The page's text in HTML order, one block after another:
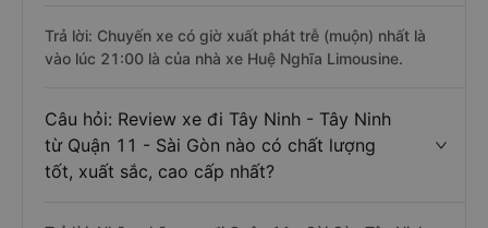
Trả lời: Chuyến xe có giờ xuất phát trễ (muộn) nhất là
vào lúc 21:00 là của nhà xe Huệ Nghĩa Limousine.
Câu hỏi: Review xe đi Tây Ninh - Tây Ninh
từ Quận 11 - Sài Gòn nào có chất lượng
tốt, xuất sắc, cao cấp nhất?